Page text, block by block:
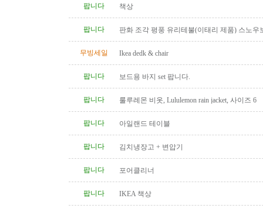
팝니다 책상
팝니다
판화 조각 평풍 유리테불(이태리 제품) 스노우
무빙세일
Ikea dedk & chair
팝니다 보드용 바지 set 팝니다.
팝니다 룰루레몬 비옷, Lululemon rain jacket, 사이즈 6
팝니다 아일랜드 테이블
팝니다 김치냉장고 + 변압기
팝니다 포어클리너
팝니다 IKEA 책상